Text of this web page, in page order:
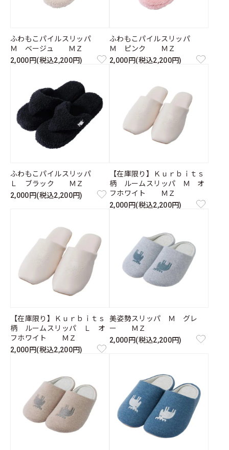
ふわもこパイルスリッパ
Ｍ ベージュ ＭＺ
2,000円(税込2,200円)
ふわもこパイルスリッパ
Ｍ ピンク ＭＺ
2,000円(税込2,200円)
ふわもこパイルスリッパ
Ｌ ブラック ＭＺ
2,000円(税込2,200円)
【在庫限り】Ｋｕｒｂｉｔｓ
柄 ルームスリッパ Ｍ オ
フホワイト ＭＺ
2,000円(税込2,200円)
【在庫限り】Ｋｕｒｂｉｔｓ
柄 ルームスリッパ Ｌ オ
フホワイト ＭＺ
2,000円(税込2,200円)
美姿勢スリッパ Ｍ グレ
ー ＭＺ
2,000円(税込2,200円)